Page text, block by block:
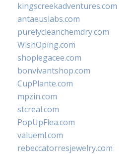
kingscreekadventures.com
antaeuslabs.com
purelycleanchemdry.com
WishOping.com
shoplegacee.com
bonvivantshop.com
CupPlante.com
mpzin.com
stcreal.com
PopUpFlea.com
valueml.com
rebeccatorresjewelry.com